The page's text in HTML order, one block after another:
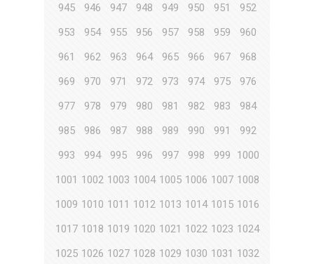
945
946 947 948 949 950 951
952
953
954 955 956 957 958 959
960
961
962 963 964 965 966 967
968
969
970 971 972 973 974 975
976
977
978 979 980 981 982 983
984
985
986 987 988 989 990 991
992
993
994 995 996 997 998 999
1000
1001 1002 1003 1004 1005 1006 1007 1008
1009 1010 1011 1012 1013 1014 1015 1016
1017 1018 1019 1020 1021 1022 1023 1024
1025 1026 1027 1028 1029 1030 1031 1032